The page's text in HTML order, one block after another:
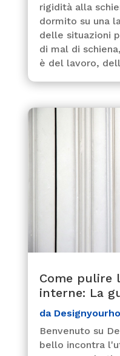
rigidità alla
dormito su una
delle situazioni
di mal di
è del lavoro,
Come pulire
interne: La
da
Benvenuto su
bello incontra